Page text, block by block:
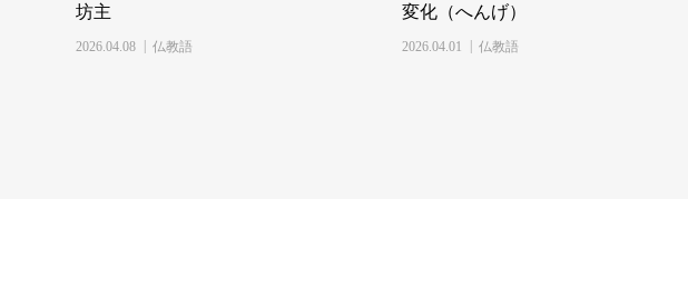
坊主
2026.04.08 仏教語
変化（へんげ）
2026.04.01 仏教語